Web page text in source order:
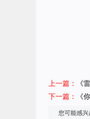
上一篇：
《
下一篇：
《
您可能感兴